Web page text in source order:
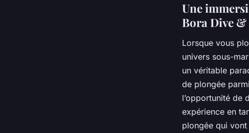
Une
Bora Dive &
Lorsque vous
univers sous-
un véritable
de plongée
l’opportunité de
expérience en
plongée qui